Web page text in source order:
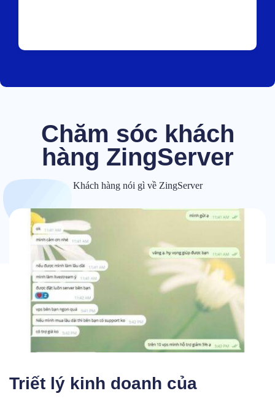
Chăm sóc khách
hàng ZingServer
Khách hàng nói gì về ZingServer
Triết lý kinh doanh của